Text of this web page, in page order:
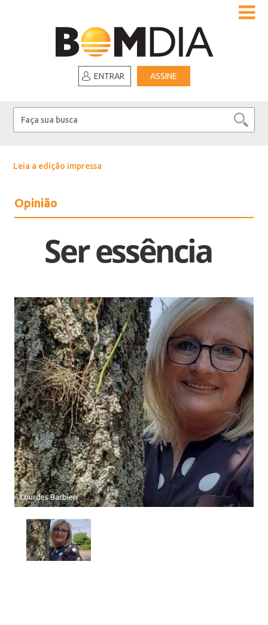
ENTRAR ASSINE
Leia a edição impressa
Opinião
Ser essência
Lourdes Barbieri